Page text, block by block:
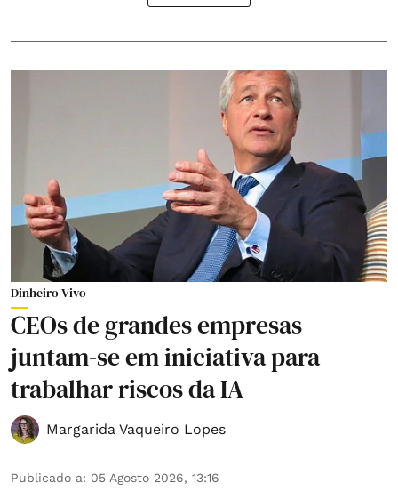
Dinheiro Vivo
CEOs de grandes empresas
juntam-se em iniciativa para
trabalhar riscos da IA
Margarida Vaqueiro Lopes
Publicado a: 05 Agosto 2026, 13:16